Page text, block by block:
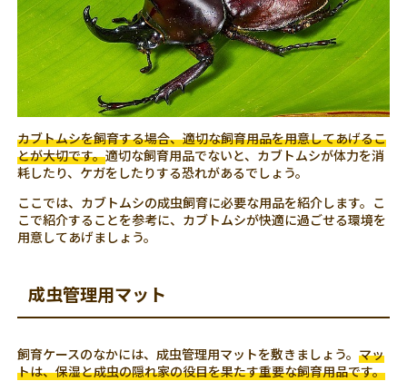
カブトムシを飼育する場合、適切な飼育用品を用意してあげるこ
とが大切です。適切な飼育用品でないと、カブトムシが体力を消
耗したり、ケガをしたりする恐れがあるでしょう。
ここでは、カブトムシの成虫飼育に必要な用品を紹介します。こ
こで紹介することを参考に、カブトムシが快適に過ごせる環境を
用意してあげましょう。
成虫管理用マット
飼育ケースのなかには、成虫管理用マットを敷きましょう。マッ
トは、保湿と成虫の隠れ家の役目を果たす重要な飼育用品です。